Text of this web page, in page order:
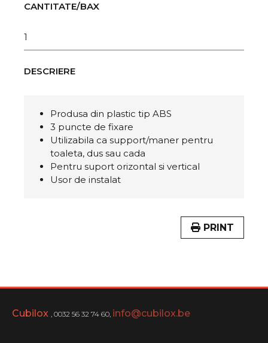
CANTITATE/BAX
1
DESCRIERE
Produsa din plastic tip ABS
3 puncte de fixare
Utilizabila ca support/maner pentru
toaleta, dus sau cada
Pentru suport orizontal si vertical
Usor de instalat
PRINT
Cubilox , 0032 56 32 74 60, info@cubilox.be